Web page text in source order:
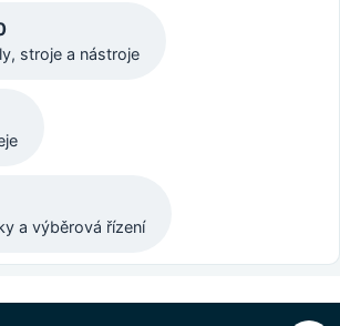
stroje a nástroje
a výběrová řízení